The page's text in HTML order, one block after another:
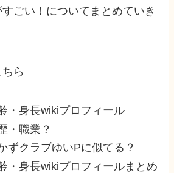
ごい！についてまとめていき
ら
・身長wikiプロフィール
・職業？
ずクラブゆいPに似てる？
・身長wikiプロフィールまとめ